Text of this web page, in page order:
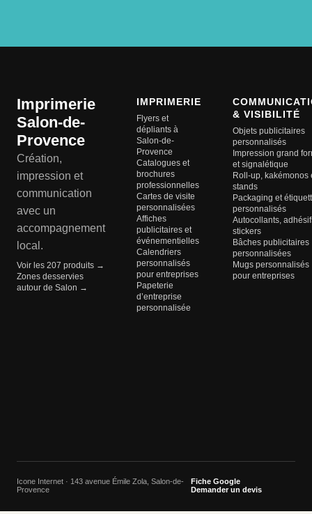
Imprimerie
Salon-de-
Provence
Création,
impression et
communication
avec un
accompagnement
local.
Voir les 207 produits →
Zones desservies
autour de Salon →
IMPRIMERIE
Flyers et
dépliants à
Salon-de-
Provence
Catalogues et
brochures
professionnelles
Cartes de visite
personnalisées
Affiches
publicitaires et
événementielles
Calendriers
personnalisés
pour entreprises
Papeterie
d’entreprise
personnalisée
& VISIBILITÉ
Objets publicitaires
personnalisés
Impression grand
et signalétique
Roll-up, kakémonos
stands
Packaging et
personnalisés
Autocollants,
stickers
Bâches publicitaires
personnalisées
Mugs personnalisés
pour entreprises
Icone Internet · 143 avenue Émile Zola, Salon-de-
Provence
Fiche Google
Demander un devis